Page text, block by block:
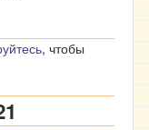
, чтобы